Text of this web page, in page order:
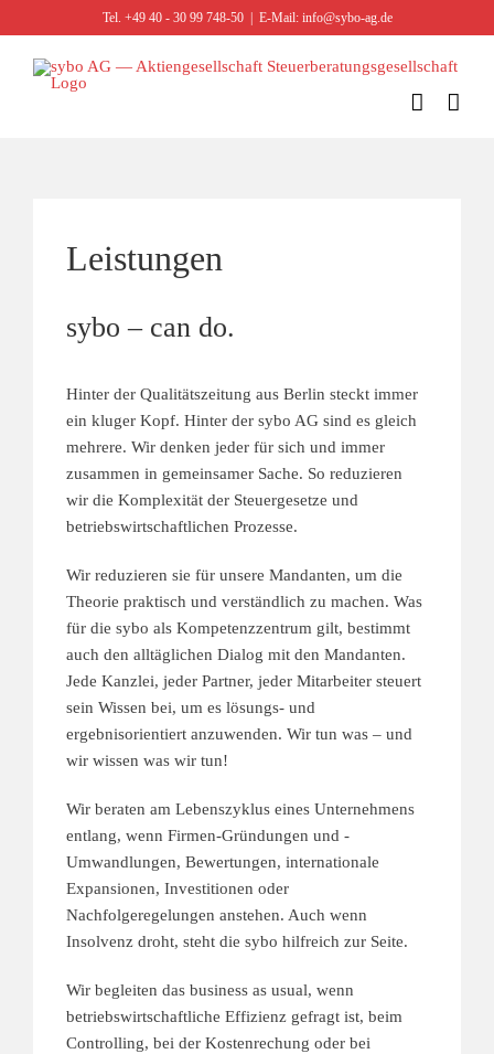
Inhalt
springen
Tel. +49 40 - 30 99 748-50 E-Mail: info@sybo-ag.de
Leistungen
sybo – can do.
Hinter der Qualitätszeitung aus Berlin steckt immer
ein kluger Kopf. Hinter der sybo AG sind es gleich
mehrere. Wir denken jeder für sich und immer
zusammen in gemeinsamer Sache. So reduzieren
wir die Komplexität der Steuergesetze und
betriebswirtschaftlichen Prozesse.
Wir reduzieren sie für unsere Mandanten, um die
Theorie praktisch und verständlich zu machen. Was
für die sybo als Kompetenzzentrum gilt, bestimmt
auch den alltäglichen Dialog mit den Mandanten.
Jede Kanzlei, jeder Partner, jeder Mitarbeiter steuert
sein Wissen bei, um es lösungs- und
ergebnisorientiert anzuwenden. Wir tun was – und
wir wissen was wir tun!
Wir beraten am Lebenszyklus eines Unternehmens
entlang, wenn Firmen-Gründungen und -
Umwandlungen, Bewertungen, internationale
Expansionen, Investitionen oder
Nachfolgeregelungen anstehen. Auch wenn
Insolvenz droht, steht die sybo hilfreich zur Seite.
Wir begleiten das business as usual, wenn
betriebswirtschaftliche Effizienz gefragt ist, beim
Controlling, bei der Kostenrechung oder bei